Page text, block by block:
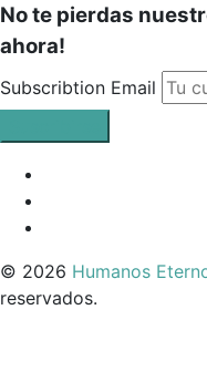
No te pierdas
ahora!
Subscribtion Email
© 2026 Humanos
reservados.